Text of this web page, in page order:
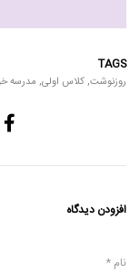
TAGS
روزنوشت,کلاس اولی, مدرسه
افزودن دیدگاه